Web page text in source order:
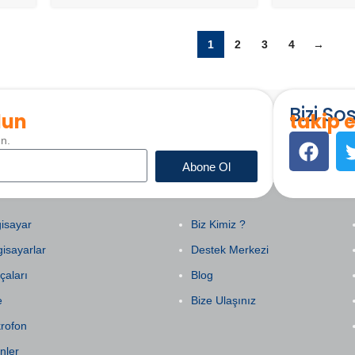
1 2 3 4 →
Abone Ol
Bizi
takip
Biz Kimiz ?
Destek Merkezi
Blog
Bize Ulaşınız